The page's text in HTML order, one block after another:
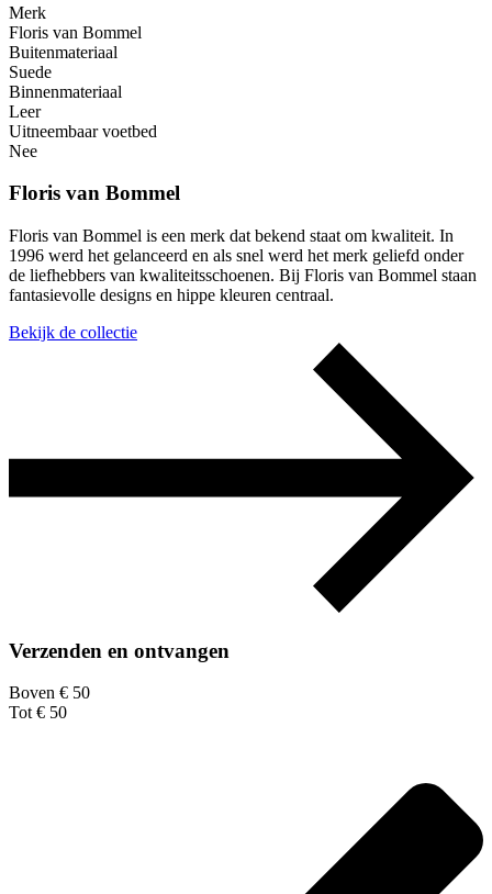
Merk
Floris van Bommel
Buitenmateriaal
Suede
Binnenmateriaal
Leer
Uitneembaar voetbed
Nee
Floris van Bommel
Floris van Bommel is een merk dat bekend staat om kwaliteit. In
1996 werd het gelanceerd en als snel werd het merk geliefd onder
de liefhebbers van kwaliteitsschoenen. Bij Floris van Bommel staan
fantasievolle designs en hippe kleuren centraal.
Bekijk de collectie
Verzenden en ontvangen
Boven € 50
Tot € 50